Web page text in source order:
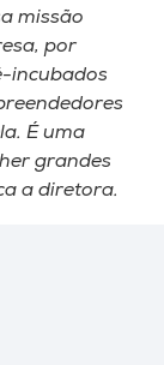
missão
por
incubados
É uma
grandes
a diretora.